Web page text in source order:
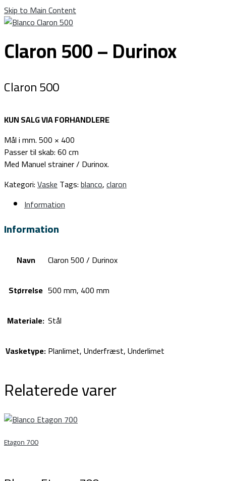
Skip to Main Content
Claron 500 – Durinox
Claron 500
KUN SALG VIA FORHANDLERE
Mål i mm. 500 × 400
Passer til skab: 60 cm
Med Manuel strainer / Durinox.
Kategori:VaskeTags:blanco,claron
Information
Information
Navn
Claron 500 / Durinox
Størrelse 500 mm, 400 mm
Materiale: Stål
Vasketype:Planlimet, Underfræst, Underlimet
Relaterede varer
Etagon 700